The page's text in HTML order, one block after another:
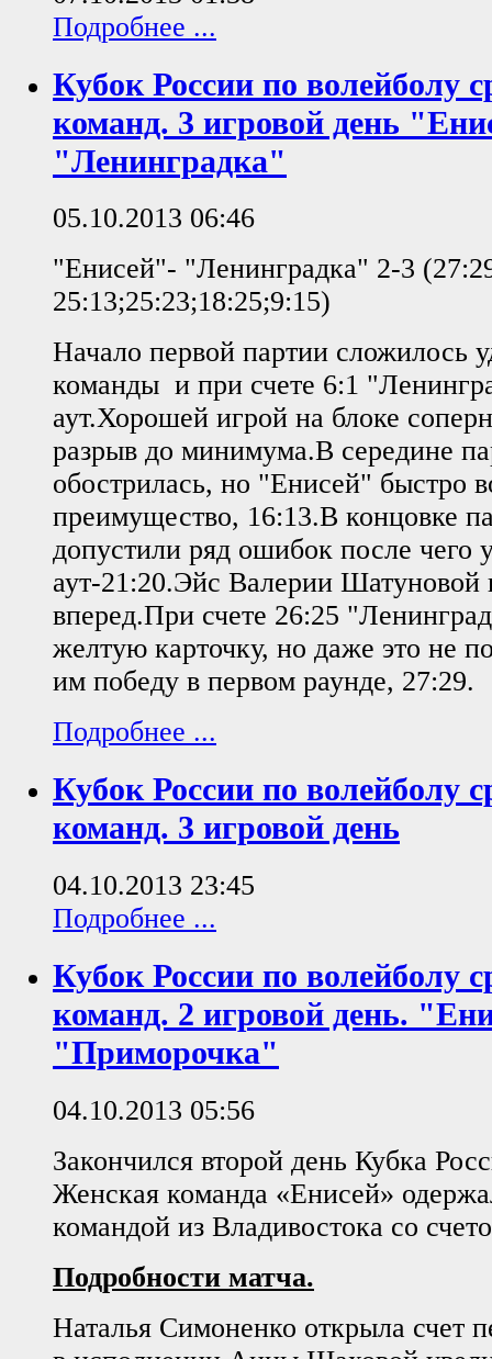
Подробнее ...
Кубок России по волейболу
команд. 3 игровой день
"Ленинградка"
05.10.2013 06:46
"Енисей"- "Ленинградка" 2-3
25:13;25:23;18:25;9:15)
Начало первой партии сложилось
команды и при счете 6:1
аут.Хорошей игрой на блоке
разрыв до минимума.В середине
обострилась, но "Енисей" быстро
преимущество, 16:13.В концовке
допустили ряд ошибок после чего
аут-21:20.Эйс Валерии Шатуновой
вперед.При счете 26:25
желтую карточку, но даже это не
им победу в первом раунде, 27:29.
Подробнее ...
Кубок России по волейболу
команд. 3 игровой день
04.10.2013 23:45
Подробнее ...
Кубок России по волейболу
команд. 2 игровой день.
"Приморочка"
04.10.2013 05:56
Закончился второй день Кубка
Женская команда «Енисей»
командой из Владивостока со
Подробности матча.
Наталья Симоненко открыла счет